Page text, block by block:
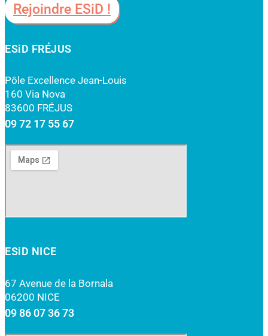
Rejoindre ESiD !
ESiD FRÉJUS
Pôle Excellence Jean-Louis
160 Via Nova
83600 FRÉJUS
09 72 17 55 67
ESiD NICE
67 Avenue de la Bornala
06200 NICE
09 86 07 36 73